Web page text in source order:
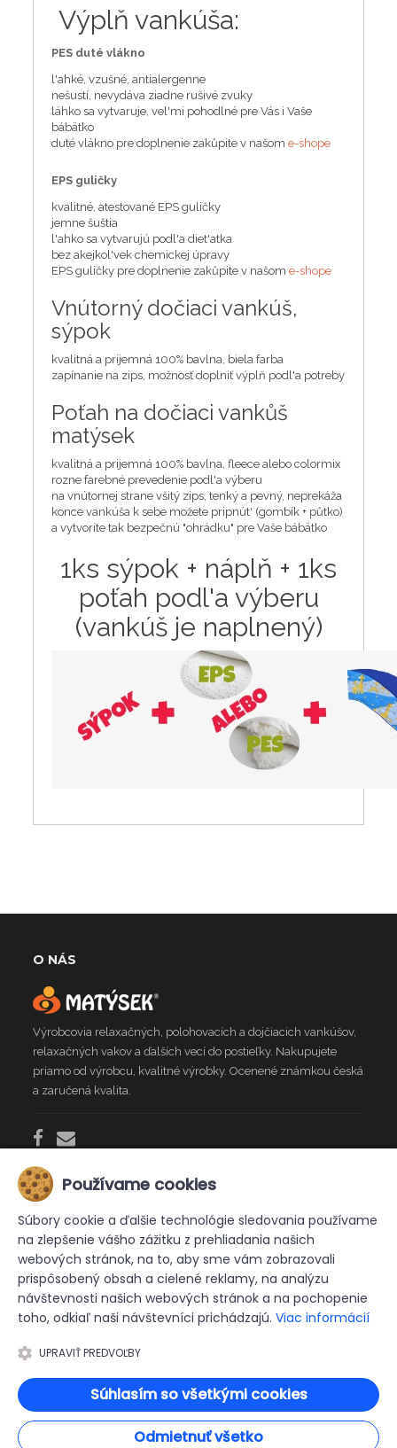
Výplň vankúša:
PES duté vlákno
l'ahké, vzušné, antialergenne
nešustí, nevydáva ziadne rušivé zvuky
láhko sa vytvaruje, vel'mi pohodlné pre Vás i Vaše
bábätko
duté vlákno pre doplnenie zakůpite v našome-shope
EPS guličky
kvalitné, atestované EPS guličky
jemne šuštia
l'ahko sa vytvarujú podl'a diet'atka
bez akejkol'vek chemickej úpravy
EPS guličky pre doplnenie zakůpite v našome-shope
Vnútorný dočiaci vankúš,
sýpok
kvalitná a prijemná 100% bavlna, biela farba
zapínanie na zips, možnosť doplniť výplň podl'a potreby
Poťah na dočiaci vankůš
matýsek
kvalitná a prijemná 100% bavlna, fleece alebo colormix
rozne farebné prevedenie podl'a výberu
na vnútornej strane všitý zips, tenký a pevný, neprekáža
konce vankúša k sebe možete pripnút' (gombík + půtko)
a vytvoríte tak bezpečnú "ohrádku" pre Vaše bábätko
1ks sýpok + náplň + 1ks
poťah podl'a výberu
(vankúš je naplnený)
O NÁS
Výrobcovia relaxačných, polohovacích a dojčiacich vankúšov,
relaxačných vakov a ďalších vecí do postieľky. Nakupujete
priamo od výrobcu, kvalitné výrobky. Ocenené známkou česká
a zaručená kvalita.
Kontakt Doprava Obchodné podmienky
reklamačný protokol
Prohlášení o ochraně osobních údajů
Tehotensky a dojčiace vankus Matýsek.
Používame cookies
Súbory cookie a ďalšie technológie sledovania používame
na zlepšenie vášho zážitku z prehliadania našich
webových stránok, na to, aby sme vám zobrazovali
prispôsobený obsah a cielené reklamy, na analýzu
návštevnosti našich webových stránok a na pochopenie
toho, odkiaľ naši návštevníci prichádzajú. Viac informácií
UPRAVIŤ PREDVOĽBY
Súhlasím so všetkými cookies
Odmietnuť všetko